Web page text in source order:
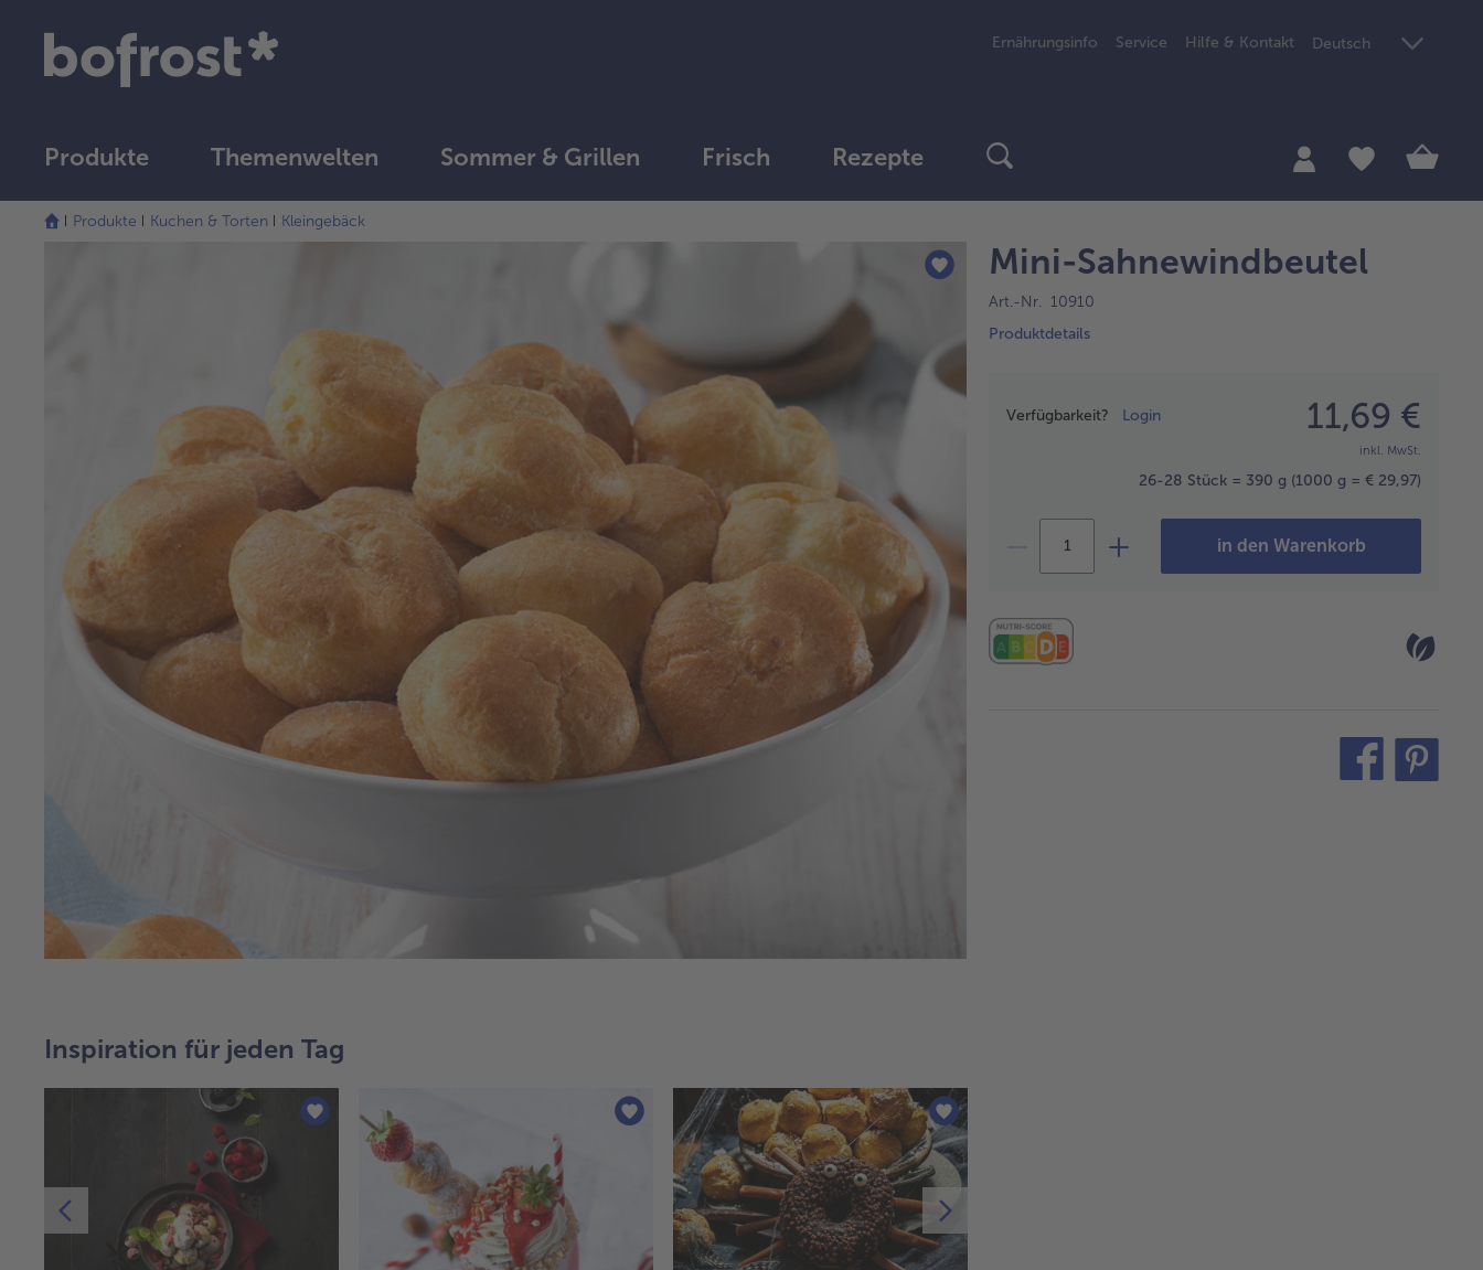
Ernährungsinfo Service Hilfe & Kontakt Deutsch
Produkte Themenwelten Sommer & Grillen Frisch Rezepte
Produkte Kuchen & Torten Kleingebäck
Mini-Sahnewindbeutel
Art.-Nr. 10910
Produktdetails
Verfügbarkeit? Login 11,69 €
inkl. MwSt.
26-28 Stück = 390 g (1000 g = € 29,97)
in den Warenkorb
teilen
Inspiration für jeden Tag